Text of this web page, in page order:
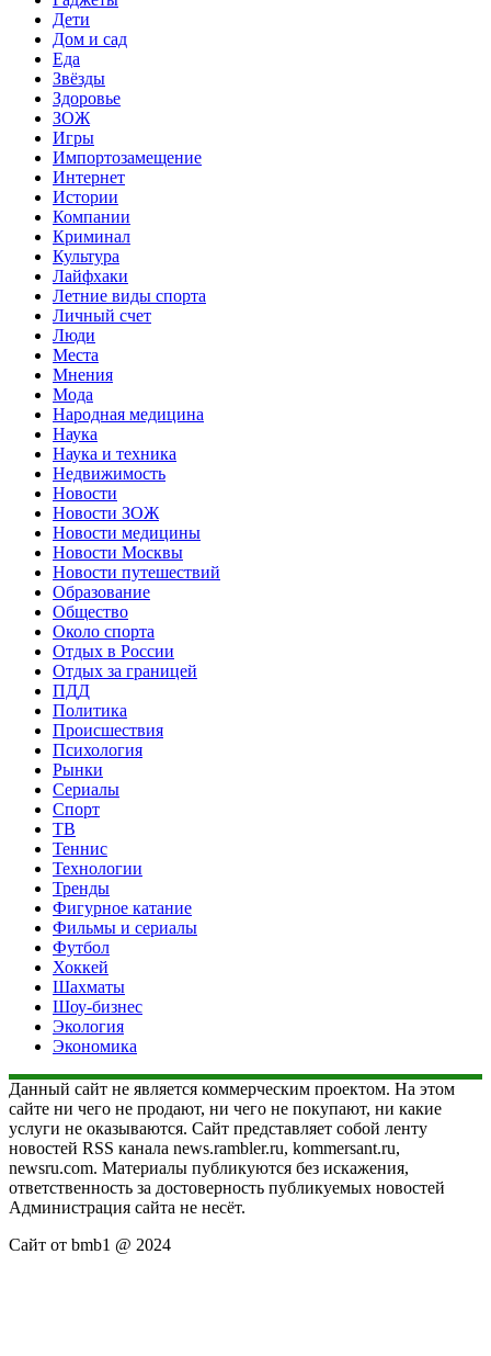
Дети
Дом и сад
Еда
Звёзды
Здоровье
ЗОЖ
Игры
Импортозамещение
Интернет
Истории
Компании
Криминал
Культура
Лайфхаки
Летние виды спорта
Личный счет
Люди
Места
Мнения
Мода
Народная медицина
Наука
Наука и техника
Недвижимость
Новости
Новости ЗОЖ
Новости медицины
Новости Москвы
Новости путешествий
Образование
Общество
Около спорта
Отдых в России
Отдых за границей
ПДД
Политика
Происшествия
Психология
Рынки
Сериалы
Спорт
ТВ
Теннис
Технологии
Тренды
Фигурное катание
Фильмы и сериалы
Футбол
Хоккей
Шахматы
Шоу-бизнес
Экология
Экономика
Данный сайт не является коммерческим проектом. На этом
сайте ни чего не продают, ни чего не покупают, ни какие
услуги не оказываются. Сайт представляет собой ленту
новостей RSS канала news.rambler.ru, kommersant.ru,
newsru.com. Материалы публикуются без искажения,
ответственность за достоверность публикуемых новостей
Администрация сайта не несёт.
Сайт от bmb1 @ 2024